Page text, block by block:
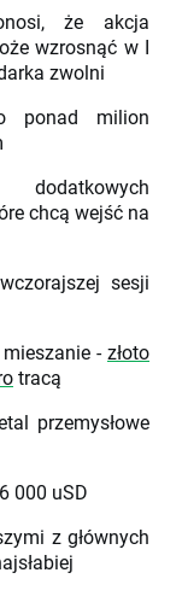
że akcja
wzrosnąć w I
zwolni
ponad milion
chcą wejść na
sesji
-złoto
tracą
przemysłowe
000 uSD
z głównych